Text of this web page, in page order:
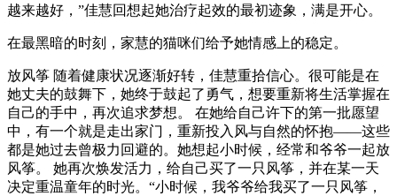
越来越好，”佳慧回想起她治疗起效的最初迹象，满是开心。
在最黑暗的时刻，家慧的猫咪们给予她情感上的稳定。
放风筝 随着健康状况逐渐好转，佳慧重拾信心。很可能是在
她丈夫的鼓舞下，她终于鼓起了勇气，想要重新将生活掌握在
自己的手中，再次追求梦想。 在她给自己许下的第一批愿望
中，有一个就是走出家门，重新投入风与自然的怀抱——这些
都是她过去曾极力回避的。她想起小时候，经常和爷爷一起放
风筝。 她再次焕发活力，给自己买了一只风筝，并在某一天
决定重温童年的时光。“小时候，我爷爷给我买了一只风筝，